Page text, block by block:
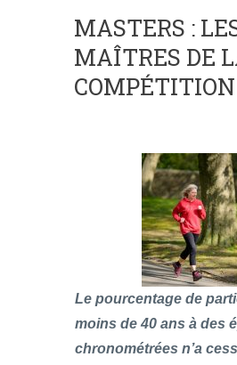
MASTERS :
MAÎTRES DE
Le pourcentage de
moins de 40 ans à des
chronométrées n’a